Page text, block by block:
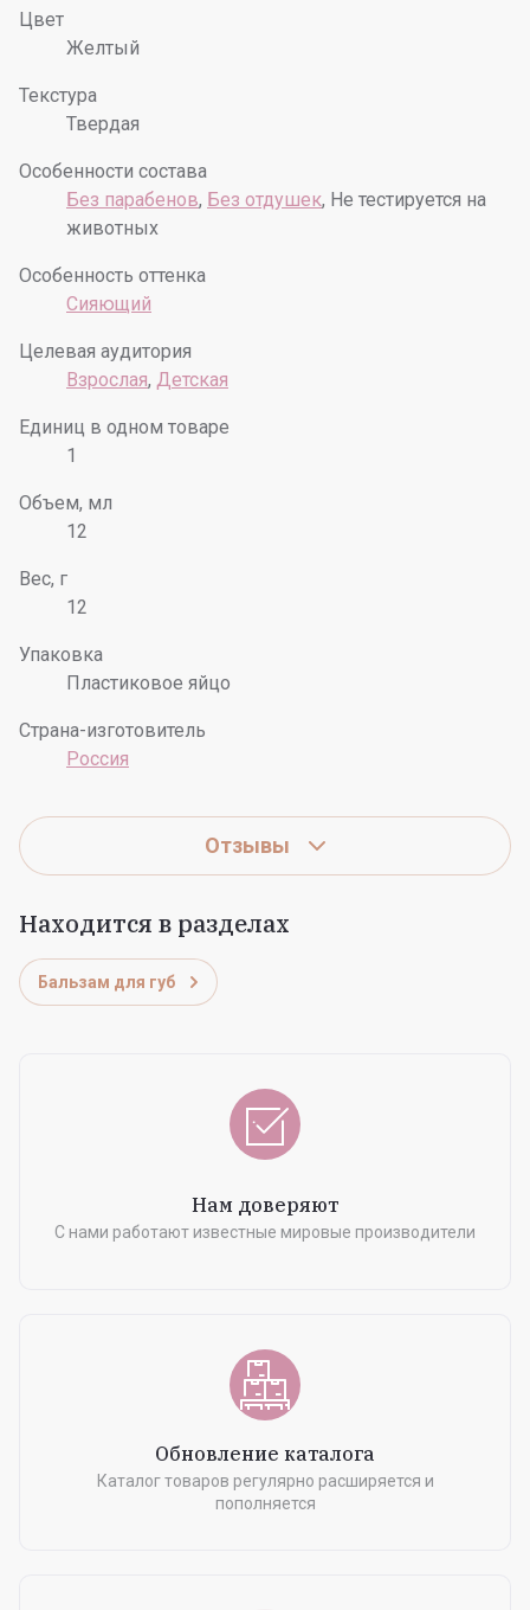
Цвет
Желтый
Текстура
Твердая
Особенности состава
Без парабенов, Без отдушек, Не тестируется на
животных
Особенность оттенка
Сияющий
Целевая аудитория
Взрослая, Детская
Единиц в одном товаре
1
Объем, мл
12
Вес, г
12
Упаковка
Пластиковое яйцо
Страна-изготовитель
Россия
Отзывы
Находится в разделах
Бальзам для губ
Нам доверяют
С нами работают известные мировые производители
Обновление каталога
Каталог товаров регулярно расширяется и
пополняется